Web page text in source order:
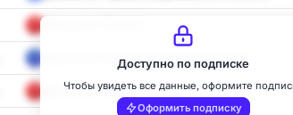
Движение Первых | Брянская область
Движение Первых
Доступно по подписке
Чтобы увидеть все данные, оформите
Оформить подписку